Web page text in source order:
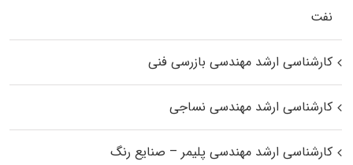
نفت
کارشناسی ارشد مهندسی بازرسی فنی
کارشناسی ارشد مهندسی نساجی
کارشناسی ارشد مهندسی پلیمر – صنایع رنگ